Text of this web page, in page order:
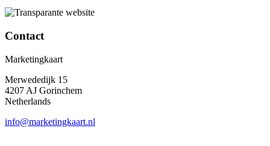
Contact
Marketingkaart
Merwededijk 15
4207 AJ Gorinchem
Netherlands
info@marketingkaart.nl